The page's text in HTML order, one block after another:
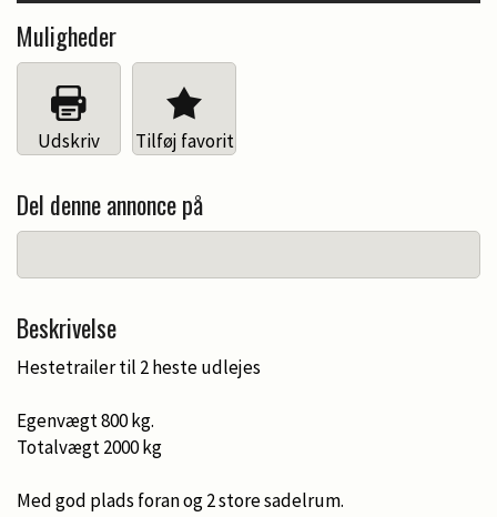
Muligheder
Udskriv Tilføj favorit
Del denne annonce på
Beskrivelse
Hestetrailer til 2 heste udlejes
Egenvægt 800 kg.
Totalvægt 2000 kg
Med god plads foran og 2 store sadelrum.